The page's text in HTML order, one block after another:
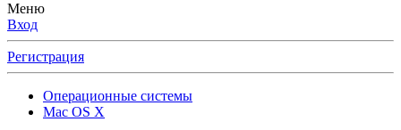
Меню
Вход
Регистрация
Операционные системы
Mac OS X